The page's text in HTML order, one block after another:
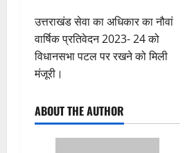
उत्तराखंड सेवा का अधिकार का नौवां
वार्षिक प्रतिवेदन 2023- 24 को
विधानसभा पटल पर रखने को मिली
मंजूरी।
ABOUT THE AUTHOR